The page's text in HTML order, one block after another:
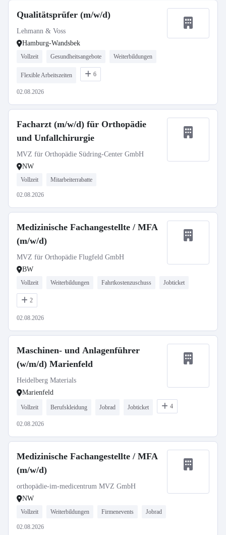
Qualitätsprüfer (m/w/d)
Lehmann & Voss
Hamburg-Wandsbek
Vollzeit Gesundheitsangebote Weiterbildungen
Flexible Arbeitszeiten 6
02.08.2026
Facharzt (m/w/d) für Orthopädie
und Unfallchirurgie
MVZ für Orthopädie Südring-Center GmbH
NW
Vollzeit Mitarbeiterrabatte
02.08.2026
Medizinische Fachangestellte / MFA
(m/w/d)
MVZ für Orthopädie Flugfeld GmbH
BW
Vollzeit Weiterbildungen Fahrtkostenzuschuss Jobticket
2
02.08.2026
Maschinen- und Anlagenführer
(w/m/d) Marienfeld
Heidelberg Materials
Marienfeld
Vollzeit Berufskleidung Jobrad Jobticket 4
02.08.2026
Medizinische Fachangestellte / MFA
(m/w/d)
orthopädie-im-medicentrum MVZ GmbH
NW
Vollzeit Weiterbildungen Firmenevents Jobrad
02.08.2026